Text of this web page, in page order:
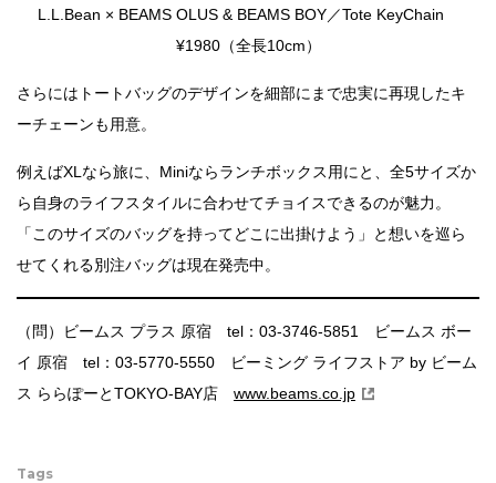
L.L.Bean × BEAMS OLUS & BEAMS BOY／Tote KeyChain
¥1980（全長10cm）
さらにはトートバッグのデザインを細部にまで忠実に再現したキ
ーチェーンも用意。
例えばXLなら旅に、Miniならランチボックス用にと、全5サイズか
ら自身のライフスタイルに合わせてチョイスできるのが魅力。
「このサイズのバッグを持ってどこに出掛けよう」と想いを巡ら
せてくれる別注バッグは現在発売中。
（問）ビームス プラス 原宿 tel：03-3746-5851 ビームス ボー
イ 原宿 tel：03-5770-5550 ビーミング ライフストア by ビーム
ス ららぽーとTOKYO-BAY店 www.beams.co.jp
Tags